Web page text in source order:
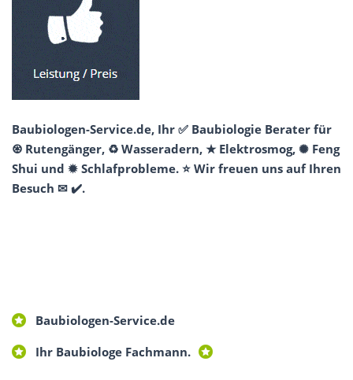
Baubiologen-Service.de, Ihr ✅ Baubiologie Berater für
♼ Rutengänger, ♻ Wasseradern, ★ Elektrosmog, ✺ Feng
Shui und ✹ Schlafprobleme. ⭐ Wir freuen uns auf Ihren
Besuch ✉ ✔️.
Baubiologen-Service.de
Ihr Baubiologe Fachmann.